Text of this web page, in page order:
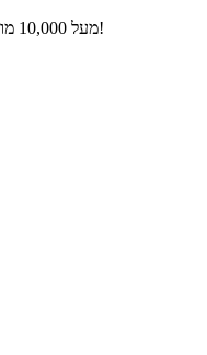
מעל 10,000 מוצרים ומאכלים במאגר עם ערכים תזונתיים!